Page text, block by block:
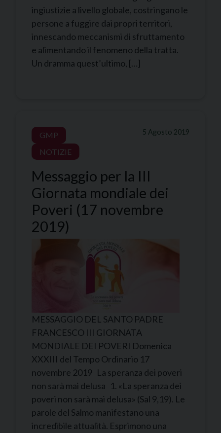
ingiustizie a livello globale, costringano le
persone a fuggire dai propri territori,
innescando meccanismi di sfruttamento
e alimentando il fenomeno della tratta.
Un dramma quest’ultimo, […]
5 Agosto 2019
GMP
NOTIZIE
Messaggio per la III
Giornata mondiale dei
Poveri (17 novembre
2019)
MESSAGGIO DEL SANTO PADRE
FRANCESCO III GIORNATA
MONDIALE DEI POVERI Domenica
XXXIII del Tempo Ordinario 17
novembre 2019 La speranza dei poveri
non sarà mai delusa 1. «La speranza dei
poveri non sarà mai delusa» (Sal 9,19). Le
parole del Salmo manifestano una
incredibile attualità. Esprimono una